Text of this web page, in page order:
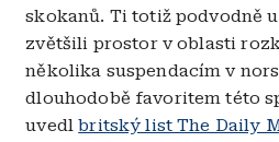
skokanů. Ti totiž podvodně
zvětšili prostor v oblasti
několika suspendacím v
dlouhodobě favoritem této
uvedlbritský list The Daily